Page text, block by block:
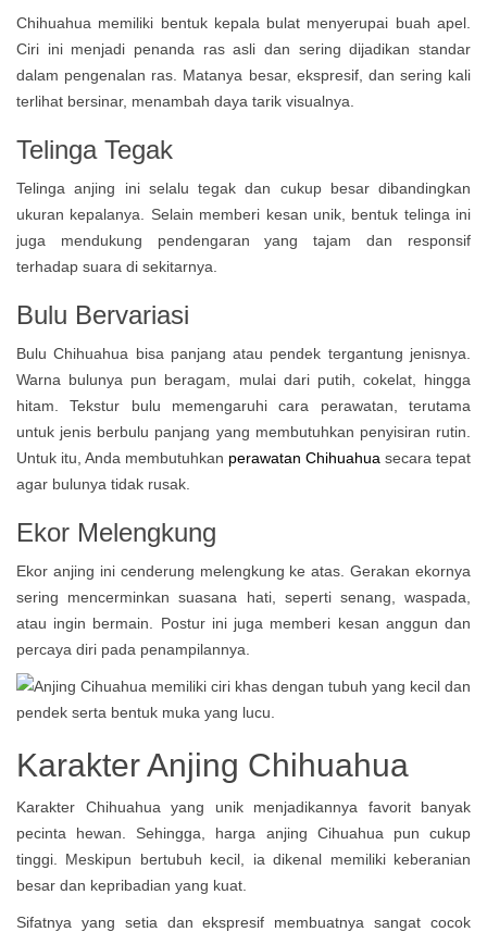
Chihuahua memiliki bentuk kepala bulat menyerupai buah apel.
Ciri ini menjadi penanda ras asli dan sering dijadikan standar
dalam pengenalan ras. Matanya besar, ekspresif, dan sering kali
terlihat bersinar, menambah daya tarik visualnya.
Telinga Tegak
Telinga anjing ini selalu tegak dan cukup besar dibandingkan
ukuran kepalanya. Selain memberi kesan unik, bentuk telinga ini
juga mendukung pendengaran yang tajam dan responsif
terhadap suara di sekitarnya.
Bulu Bervariasi
Bulu Chihuahua bisa panjang atau pendek tergantung jenisnya.
Warna bulunya pun beragam, mulai dari putih, cokelat, hingga
hitam. Tekstur bulu memengaruhi cara perawatan, terutama
untuk jenis berbulu panjang yang membutuhkan penyisiran rutin.
Untuk itu, Anda membutuhkan perawatan Chihuahua secara tepat
agar bulunya tidak rusak.
Ekor Melengkung
Ekor anjing ini cenderung melengkung ke atas. Gerakan ekornya
sering mencerminkan suasana hati, seperti senang, waspada,
atau ingin bermain. Postur ini juga memberi kesan anggun dan
percaya diri pada penampilannya.
Karakter Anjing Chihuahua
Karakter Chihuahua yang unik menjadikannya favorit banyak
pecinta hewan. Sehingga, harga anjing Cihuahua pun cukup
tinggi. Meskipun bertubuh kecil, ia dikenal memiliki keberanian
besar dan kepribadian yang kuat.
Sifatnya yang setia dan ekspresif membuatnya sangat cocok